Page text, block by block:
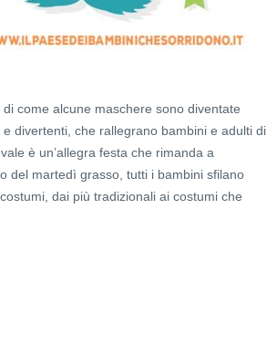
come alcune maschere sono diventate
divertenti, che rallegrano bambini e adulti di
è un’allegra festa che rimanda a
del martedì grasso, tutti i bambini sfilano
dai più tradizionali ai costumi che